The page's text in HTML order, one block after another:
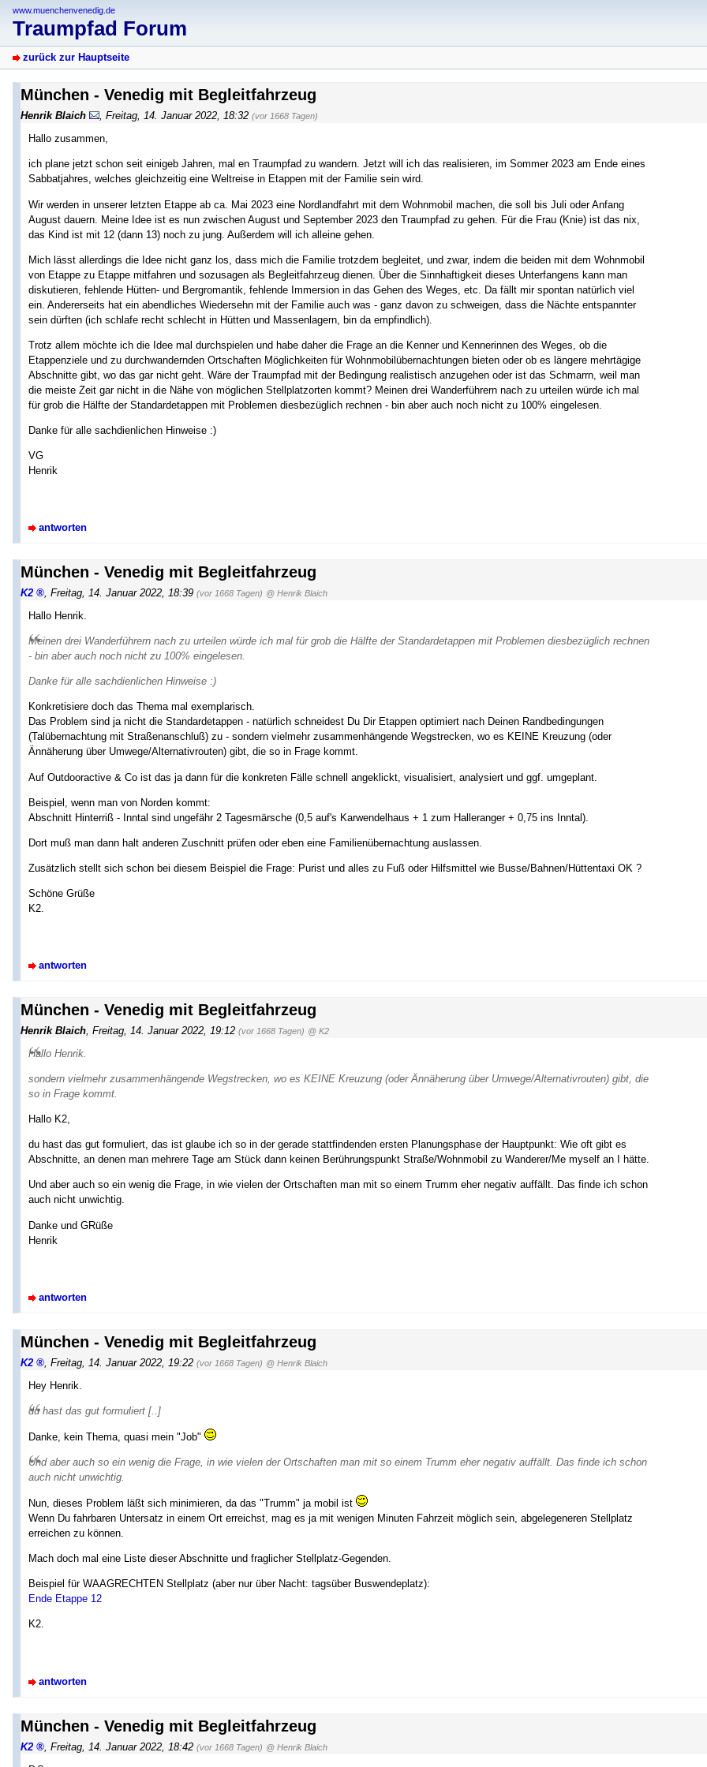
www.muenchenvenedig.de
Traumpfad Forum
zurück zur Hauptseite
München - Venedig mit Begleitfahrzeug
Henrik Blaich , Freitag, 14. Januar 2022, 18:32 (vor 1668 Tagen)
Hallo zusammen,
ich plane jetzt schon seit einigeb Jahren, mal en Traumpfad zu wandern. Jetzt will ich das realisieren, im Sommer 2023 am Ende eines
Sabbatjahres, welches gleichzeitig eine Weltreise in Etappen mit der Familie sein wird.
Wir werden in unserer letzten Etappe ab ca. Mai 2023 eine Nordlandfahrt mit dem Wohnmobil machen, die soll bis Juli oder Anfang
August dauern. Meine Idee ist es nun zwischen August und September 2023 den Traumpfad zu gehen. Für die Frau (Knie) ist das nix,
das Kind ist mit 12 (dann 13) noch zu jung. Außerdem will ich alleine gehen.
Mich lässt allerdings die Idee nicht ganz los, dass mich die Familie trotzdem begleitet, und zwar, indem die beiden mit dem Wohnmobil
von Etappe zu Etappe mitfahren und sozusagen als Begleitfahrzeug dienen. Über die Sinnhaftigkeit dieses Unterfangens kann man
diskutieren, fehlende Hütten- und Bergromantik, fehlende Immersion in das Gehen des Weges, etc. Da fällt mir spontan natürlich viel
ein. Andererseits hat ein abendliches Wiedersehn mit der Familie auch was - ganz davon zu schweigen, dass die Nächte entspannter
sein dürften (ich schlafe recht schlecht in Hütten und Massenlagern, bin da empfindlich).
Trotz allem möchte ich die Idee mal durchspielen und habe daher die Frage an die Kenner und Kennerinnen des Weges, ob die
Etappenziele und zu durchwandernden Ortschaften Möglichkeiten für Wohnmobilübernachtungen bieten oder ob es längere mehrtägige
Abschnitte gibt, wo das gar nicht geht. Wäre der Traumpfad mit der Bedingung realistisch anzugehen oder ist das Schmarrn, weil man
die meiste Zeit gar nicht in die Nähe von möglichen Stellplatzorten kommt? Meinen drei Wanderführern nach zu urteilen würde ich mal
für grob die Hälfte der Standardetappen mit Problemen diesbezüglich rechnen - bin aber auch noch nicht zu 100% eingelesen.
Danke für alle sachdienlichen Hinweise :)
VG
Henrik
antworten
München - Venedig mit Begleitfahrzeug
K2 , Freitag, 14. Januar 2022, 18:39 (vor 1668 Tagen) @ Henrik Blaich
Hallo Henrik.
Meinen drei Wanderführern nach zu urteilen würde ich mal für grob die Hälfte der Standardetappen mit Problemen diesbezüglich rechnen
- bin aber auch noch nicht zu 100% eingelesen.
Danke für alle sachdienlichen Hinweise :)
Konkretisiere doch das Thema mal exemplarisch.
Das Problem sind ja nicht die Standardetappen - natürlich schneidest Du Dir Etappen optimiert nach Deinen Randbedingungen
(Talübernachtung mit Straßenanschluß) zu - sondern vielmehr zusammenhängende Wegstrecken, wo es KEINE Kreuzung (oder
Ännäherung über Umwege/Alternativrouten) gibt, die so in Frage kommt.
Auf Outdooractive & Co ist das ja dann für die konkreten Fälle schnell angeklickt, visualisiert, analysiert und ggf. umgeplant.
Beispiel, wenn man von Norden kommt:
Abschnitt Hinterriß - Inntal sind ungefähr 2 Tagesmärsche (0,5 auf's Karwendelhaus + 1 zum Halleranger + 0,75 ins Inntal).
Dort muß man dann halt anderen Zuschnitt prüfen oder eben eine Familienübernachtung auslassen.
Zusätzlich stellt sich schon bei diesem Beispiel die Frage: Purist und alles zu Fuß oder Hilfsmittel wie Busse/Bahnen/Hüttentaxi OK ?
Schöne Grüße
K2.
antworten
München - Venedig mit Begleitfahrzeug
Henrik Blaich, Freitag, 14. Januar 2022, 19:12 (vor 1668 Tagen) @ K2
Hallo Henrik.
sondern vielmehr zusammenhängende Wegstrecken, wo es KEINE Kreuzung (oder Ännäherung über Umwege/Alternativrouten) gibt, die
so in Frage kommt.
Hallo K2,
du hast das gut formuliert, das ist glaube ich so in der gerade stattfindenden ersten Planungsphase der Hauptpunkt: Wie oft gibt es
Abschnitte, an denen man mehrere Tage am Stück dann keinen Berührungspunkt Straße/Wohnmobil zu Wanderer/Me myself an I hätte.
Und aber auch so ein wenig die Frage, in wie vielen der Ortschaften man mit so einem Trumm eher negativ auffällt. Das finde ich schon
auch nicht unwichtig.
Danke und GRüße
Henrik
antworten
München - Venedig mit Begleitfahrzeug
K2 Freitag, 14. Januar 2022, 19:22 (vor 1668 Tagen) @ Henrik Blaich
Hey Henrik.
du hast das gut formuliert [..]
Danke, kein Thema, quasi mein "Job"
Und aber auch so ein wenig die Frage, in wie vielen der Ortschaften man mit so einem Trumm eher negativ auffällt. Das finde ich schon
auch nicht unwichtig.
Nun, dieses Problem läßt sich minimieren, da das "Trumm" ja mobil ist
Wenn Du fahrbaren Untersatz in einem Ort erreichst, mag es ja mit wenigen Minuten Fahrzeit möglich sein, abgelegeneren Stellplatz
erreichen zu können.
Mach doch mal eine Liste dieser Abschnitte und fraglicher Stellplatz-Gegenden.
Beispiel für WAAGRECHTEN Stellplatz (aber nur über Nacht: tagsüber Buswendeplatz):
Ende Etappe 12
K2.
antworten
München - Venedig mit Begleitfahrzeug
K2 Freitag, 14. Januar 2022, 18:42 (vor 1668 Tagen) @ Henrik Blaich